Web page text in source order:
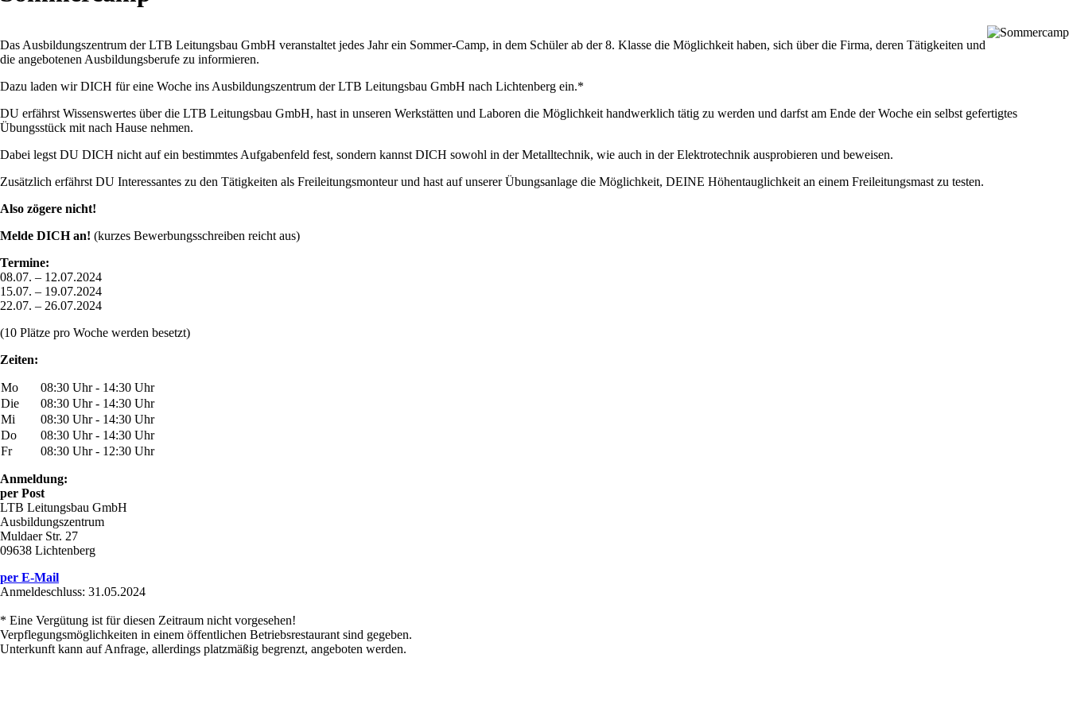
Das Ausbildungszentrum der LTB Leitungsbau GmbH veranstaltet jedes Jahr ein Sommer-Camp, in dem Schüler ab der 8. Klasse die Möglichkeit haben, sich über die Firma, deren Tätigkeiten und
die angebotenen Ausbildungsberufe zu informieren.
Dazu laden wir DICH für eine Woche ins Ausbildungszentrum der LTB Leitungsbau GmbH nach Lichtenberg ein.*
DU erfährst Wissenswertes über die LTB Leitungsbau GmbH, hast in unseren Werkstätten und Laboren die Möglichkeit handwerklich tätig zu werden und darfst am Ende der Woche ein selbst gefertigtes
Übungsstück mit nach Hause nehmen.
Dabei legst DU DICH nicht auf ein bestimmtes Aufgabenfeld fest, sondern kannst DICH sowohl in der Metalltechnik, wie auch in der Elektrotechnik ausprobieren und beweisen.
Zusätzlich erfährst DU Interessantes zu den Tätigkeiten als Freileitungsmonteur und hast auf unserer Übungsanlage die Möglichkeit, DEINE Höhentauglichkeit an einem Freileitungsmast zu testen.
Also zögere nicht!
Melde DICH an! (kurzes Bewerbungsschreiben reicht aus)
Termine:
08.07. – 12.07.2024
15.07. – 19.07.2024
22.07. – 26.07.2024
(10 Plätze pro Woche werden besetzt)
Zeiten:
Mo
08:30 Uhr - 14:30 Uhr
Die
08:30 Uhr - 14:30 Uhr
Mi
08:30 Uhr - 14:30 Uhr
Do
08:30 Uhr - 14:30 Uhr
Fr
08:30 Uhr - 12:30 Uhr
Anmeldung:
per Post
LTB Leitungsbau GmbH
Ausbildungszentrum
Muldaer Str. 27
09638 Lichtenberg
per E-Mail
Anmeldeschluss: 31.05.2024
* Eine Vergütung ist für diesen Zeitraum nicht vorgesehen!
Verpflegungsmöglichkeiten in einem öffentlichen Betriebsrestaurant sind gegeben.
Unterkunft kann auf Anfrage, allerdings platzmäßig begrenzt, angeboten werden.